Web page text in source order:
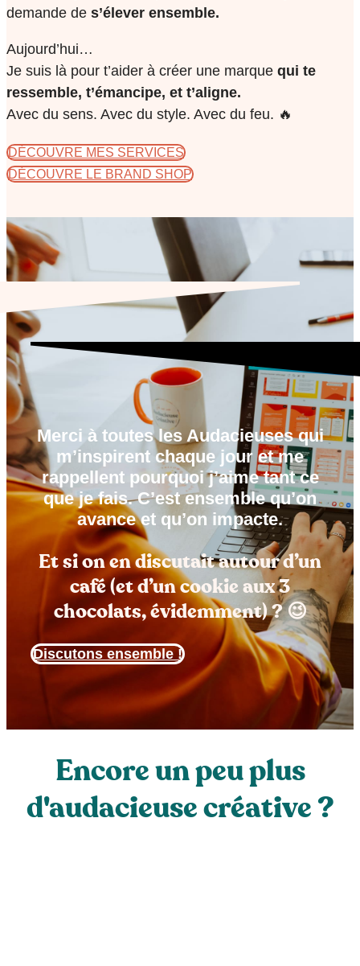
demande de s’élever ensemble.
Aujourd’hui…
Je suis là pour t’aider à créer une marque qui te
ressemble, t’émancipe, et t’aligne.
Avec du sens. Avec du style. Avec du feu. 🔥
DÉCOUVRE MES SERVICES
DÉCOUVRE LE BRAND SHOP
Merci à toutes les Audacieuses qui
m’inspirent chaque jour et me
rappellent pourquoi j’aime tant ce
que je fais. C’est ensemble qu’on
avance et qu’on impacte.
Et si on en discutait autour d’un
café (et d’un cookie aux 3
chocolats, évidemment) ? 😉
Discutons ensemble !
Encore un peu plus
d'audacieuse créative ?